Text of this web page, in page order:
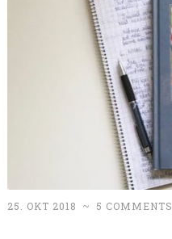
25. OKT 2018 ~ 5 COMMENTS